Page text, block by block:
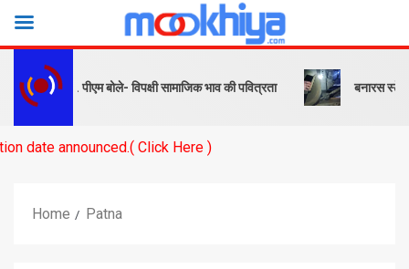
पीएम बोले- विपक्षी सामाजिक भाव की पवित्रता बनारस स्टेशन के यार्ड
Click Here )
Home Patna